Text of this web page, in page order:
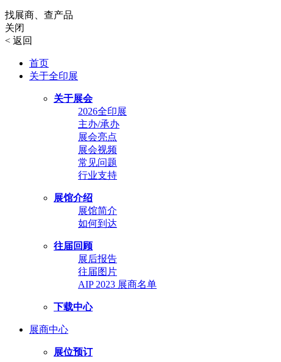
找展商、查产品
关闭
< 返回
首页
关于全印展
关于展会
2026全印展
主办/承办
展会亮点
展会视频
常见问题
行业支持
展馆介绍
展馆简介
如何到达
往届回顾
展后报告
往届图片
AIP 2023 展商名单
下载中心
展商中心
展位预订